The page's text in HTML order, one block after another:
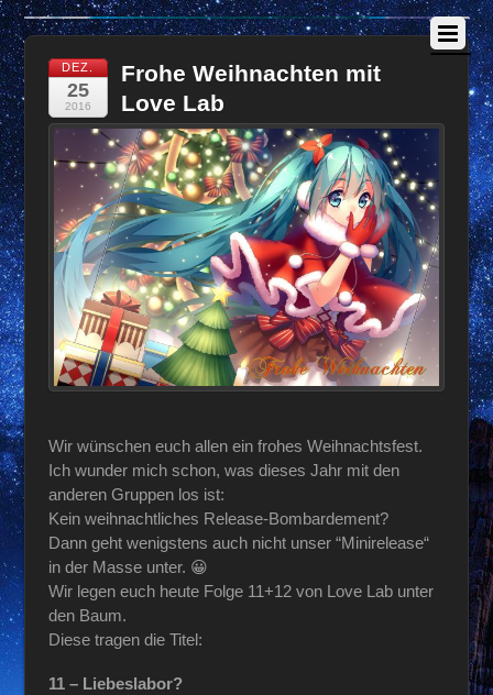
DEZ.
25
2016
Frohe Weihnachten mit
Love Lab
Wir wünschen euch allen ein frohes Weihnachtsfest.
Ich wunder mich schon, was dieses Jahr mit den
anderen Gruppen los ist:
Kein weihnachtliches Release-Bombardement?
Dann geht wenigstens auch nicht unser “Minirelease“
in der Masse unter. 😀
Wir legen euch heute Folge 11+12 von Love Lab unter
den Baum.
Diese tragen die Titel:
11 – Liebeslabor?